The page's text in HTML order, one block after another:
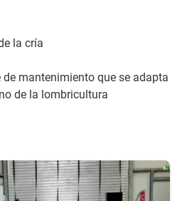
la cría
mantenimiento que se adapta
de la lombricultura